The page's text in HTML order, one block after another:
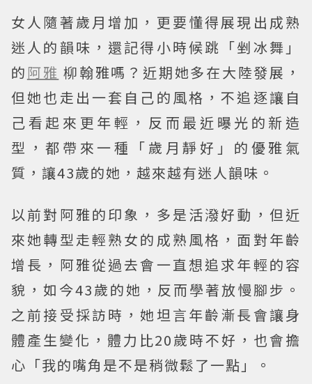
女人隨著歲月增加，更要懂得展現出成熟
迷人的韻味，還記得小時候跳「剉冰舞」
的 阿雅 柳翰雅嗎？近期她多在大陸發展，
但她也走出一套自己的風格，不追逐讓自
己看起來更年輕，反而最近曝光的新造
型，都帶來一種「歲月靜好」的優雅氣
質，讓43歲的她，越來越有迷人韻味。
以前對阿雅的印象，多是活潑好動，但近
來她轉型走輕熟女的成熟風格，面對年齡
增長，阿雅從過去會一直想追求年輕的容
貌，如今43歲的她，反而學著放慢腳步。
之前接受採訪時，她坦言年齡漸長會讓身
體產生變化，體力比20歲時不好，也會擔
心「我的嘴角是不是稍微鬆了一點」。